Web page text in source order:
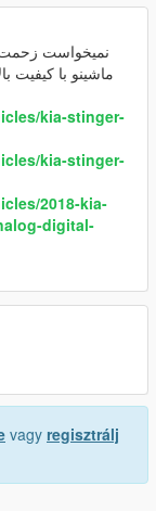
kia-stinger-
kia-stinger-
2018-kia-
digital-
vagy regisztrálj